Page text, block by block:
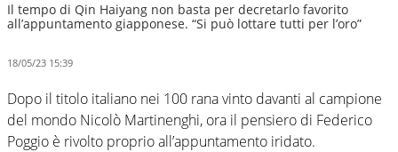
Il tempo di Qin Haiyang non basta per decretarlo favorito
all’appuntamento giapponese. “Si può lottare tutti per l’oro”
18/05/23 15:39
Dopo il titolo italiano nei 100 rana vinto davanti al campione
del mondo Nicolò Martinenghi, ora il pensiero di Federico
Poggio è rivolto proprio all’appuntamento iridato.